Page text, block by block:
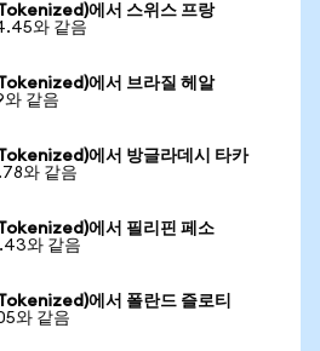
에서 스위스 프랑
와 같음
에서 브라질 헤알
와 같음
에서 방글라데시 타카
와 같음
에서 필리핀 페소
와 같음
에서 폴란드 즐로티
와 같음